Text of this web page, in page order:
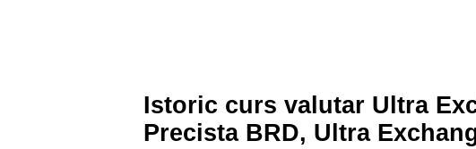
Istoric curs valutar Ultra
Precista BRD, Ultra